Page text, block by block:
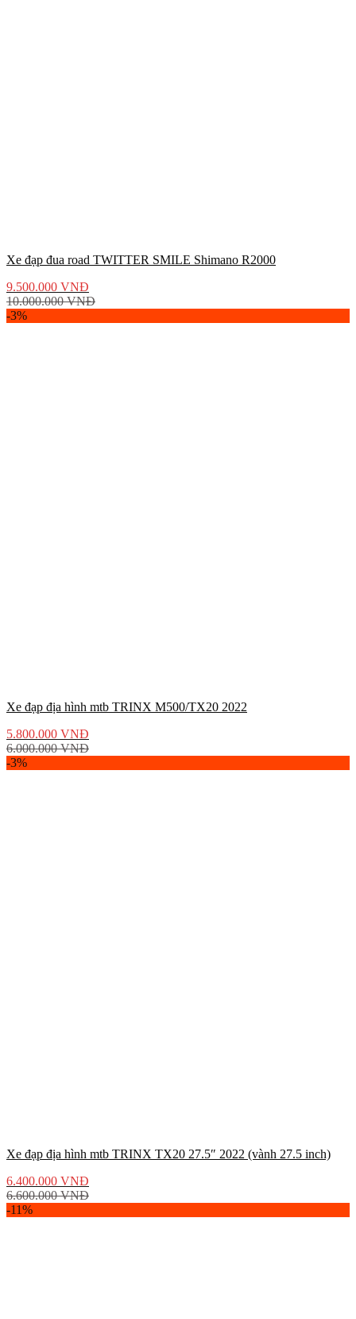
Xe đạp đua road TWITTER SMILE Shimano R2000
9.500.000 VNĐ
10.000.000VNĐ
-3%
Xe đạp địa hình mtb TRINX M500/TX20 2022
5.800.000 VNĐ
6.000.000VNĐ
-3%
Xe đạp địa hình mtb TRINX TX20 27.5″ 2022 (vành 27.5 inch)
6.400.000 VNĐ
6.600.000VNĐ
-11%